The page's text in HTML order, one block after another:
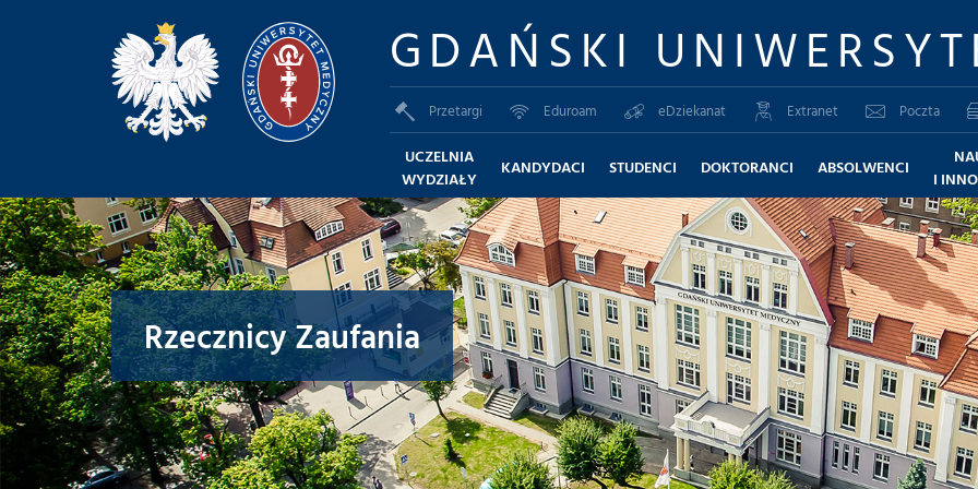
GDAŃSKI
Przetargi Eduroam eDziekanat Extranet Poczta
UCZELNIA
WYDZIAŁY
KANDYDACI STUDENCI DOKTORANCI ABSOLWENCI
I
Rzecznicy Zaufania